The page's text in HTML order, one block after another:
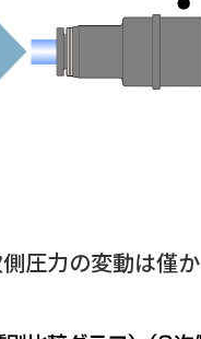
圧力の変動は僅か